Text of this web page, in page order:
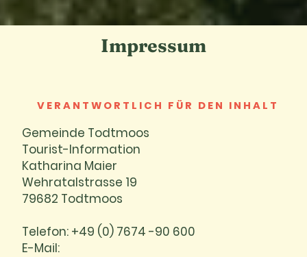
Impressum
VERANTWORTLICH FÜR DEN INHALT
Gemeinde Todtmoos
Tourist-Information
Katharina Maier
Wehratalstrasse 19
79682 Todtmoos
Telefon: +49 (0) 7674 -90 600
E-Mail: